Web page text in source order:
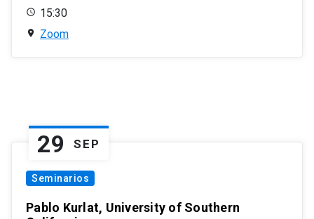
15:30
Zoom
29 SEP
Seminarios
Pablo Kurlat, University of Southern